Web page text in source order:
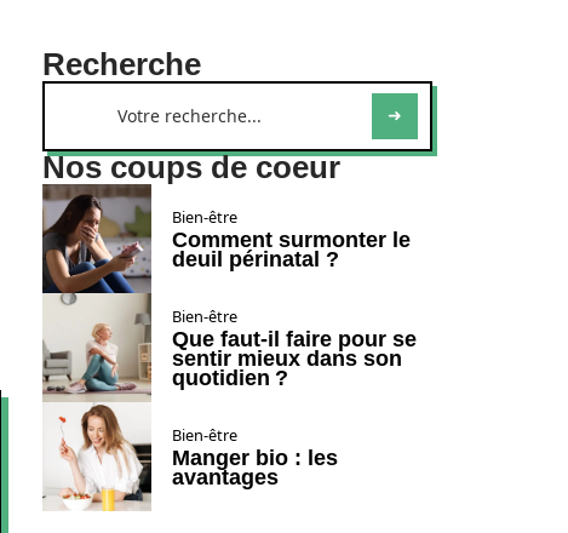
Recherche
Nos coups de coeur
Bien-être
Comment surmonter le
deuil périnatal ?
Bien-être
Que faut-il faire pour se
sentir mieux dans son
quotidien ?
Bien-être
Manger bio : les
avantages